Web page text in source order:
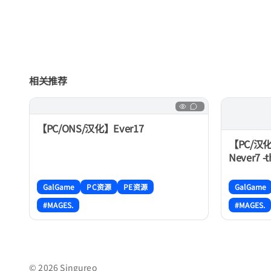
相关推荐
【PC/ONS/汉化】Ever17
GalGame PC资源
PE资源
#MAGES.
【PC/汉
Never7 -
GalGame
#MAGES.
© 2026 Singureo